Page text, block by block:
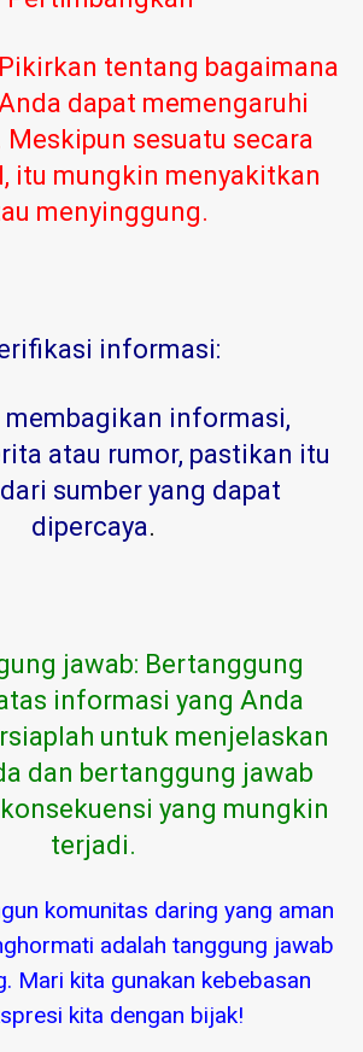
tentang bagaimana
dapat memengaruhi
sesuatu secara
itu mungkin menyakitkan
menyinggung.
informasi:
membagikan informasi,
atau rumor, pastikan itu
sumber yang dapat
dipercaya.
jawab: Bertanggung
informasi yang Anda
untuk menjelaskan
dan bertanggung jawab
yang mungkin
terjadi.
komunitas daring yang aman
adalah tanggung jawab
Mari kita gunakan kebebasan
kita dengan bijak!